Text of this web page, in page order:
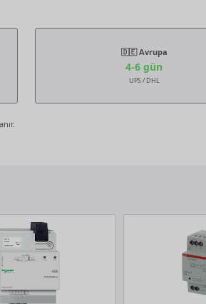
🇩🇪 Avrupa
4-6 gün
UPS / DHL